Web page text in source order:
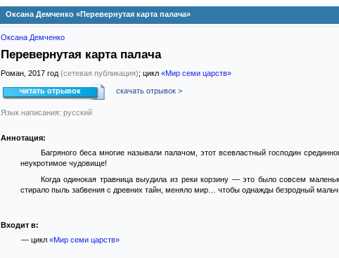
Оксана Демченко «Перевернутая карта палача»
Оксана Демченко
Перевернутая карта палача
Роман, 2017 год (сетевая публикация); цикл «Мир семи царств»
читать отрывок скачать отрывок >
Язык написания: русский
Аннотация:
Багряного беса многие называли палачом, этот всевластный господин
неукротимое чудовище!
Когда одинокая травница выудила из реки корзину — это было совсем
стирало пыль забвения с древних тайн, меняло мир… чтобы однажды безродный
Входит в:
— цикл «Мир семи царств»